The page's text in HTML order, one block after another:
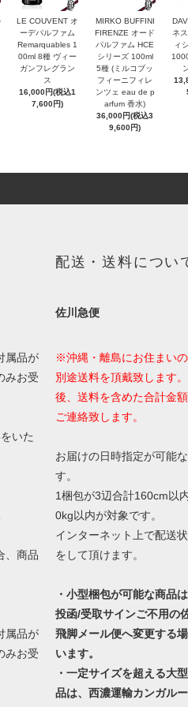
LE COUVENT オ
ーデパルファム
Remarquables 1
00ml 8種 ヴィー
ガンフレグラン
ス
16,000円(税込1
7,600円)
MIRKO BUFFINI
FIRENZE オード
パルファム HCE
シリーズ 100ml
5種 (ミルコブッ
フィーニフィレ
ンツェ eau de p
arfum 香水)
36,000円(税込3
9,600円)
ネ
ィ
属品が
みお受
いた
、商品
属品が
みお受
配送・送料につい
佐川急便
※沖縄・離島にお住まい
別途送料を頂戴致します
後、送料を含めた合計金
ご連絡致します。
お届けの日時指定が可能
す。
1梱包が3辺合計160cm以
0kg以内が対象です。
インターネット上で配送
をして頂けます。
・小型梱包が可能な商品
投函/受取サインご不用の
飛脚メール便へ変更する
います。
・一定サイズを超える大
品は、西濃運輸カンガル